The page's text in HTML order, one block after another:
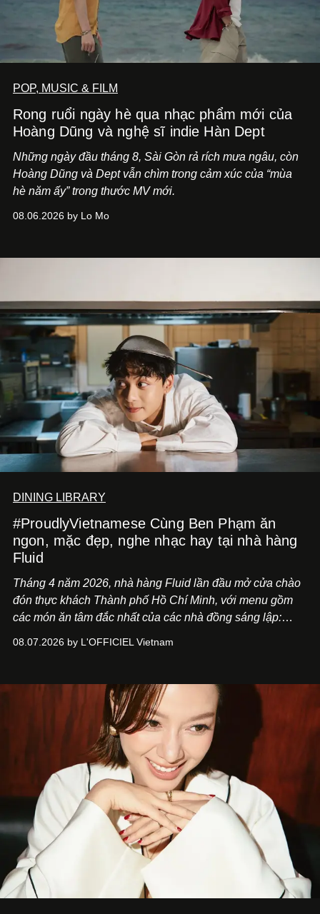
POP, MUSIC & FILM
Rong ruổi ngày hè qua nhạc phẩm mới của
Hoàng Dũng và nghệ sĩ indie Hàn Dept
Những ngày đầu tháng 8, Sài Gòn rả rích mưa ngâu, còn
Hoàng Dũng và Dept vẫn chìm trong cảm xúc của “mùa
hè năm ấy” trong thước MV mới.
08.06.2026 by Lo Mo
DINING LIBRARY
#ProudlyVietnamese Cùng Ben Phạm ăn
ngon, mặc đẹp, nghe nhạc hay tại nhà hàng
Fluid
Tháng 4 năm 2026, nhà hàng Fluid lần đầu mở cửa chào
đón thực khách Thành phố Hồ Chí Minh, với menu gồm
các món ăn tâm đắc nhất của các nhà đồng sáng lập:
món ăn đa dạng từ Á đến Âu nhanh chóng được yêu thích
mang đến niềm vui cho thực khách.
08.07.2026 by L'OFFICIEL Vietnam